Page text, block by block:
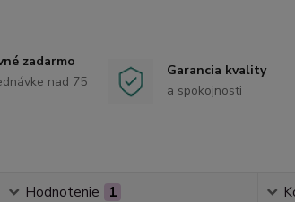
zadarmo
nad 75
Garancia kvality
a spokojnosti
Hodnotenie 1